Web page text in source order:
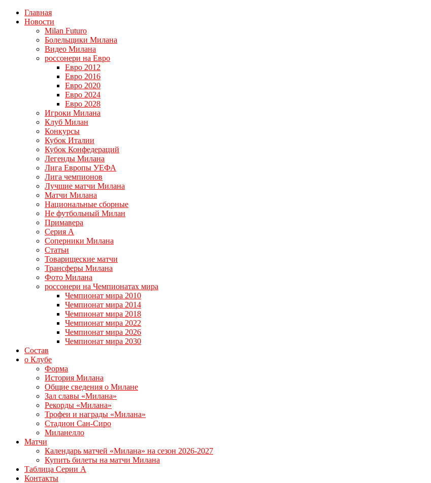
Главная
Новости
Milan Futuro
Болельщики Милана
Видео Милана
россонери на Евро
Евро 2012
Евро 2016
Евро 2020
Евро 2024
Евро 2028
Игроки Милана
Клуб Милан
Конкурсы
Кубок Италии
Кубок Конфедераций
Легенды Милана
Лига Европы УЕФА
Лига чемпионов
Лучшие матчи Милана
Матчи Милана
Национальные сборные
Не футбольный Милан
Примавера
Серия А
Соперники Милана
Статьи
Товарищеские матчи
Трансферы Милана
Фото Милана
россонери на Чемпионатах мира
Чемпионат мира 2010
Чемпионат мира 2014
Чемпионат мира 2018
Чемпионат мира 2022
Чемпионат мира 2026
Чемпионат мира 2030
Состав
о Клубе
Форма
История Милана
Общие сведения о Милане
Зал славы «Милана»
Рекорды «Милана»
Трофеи и награды «Милана»
Стадион Сан-Сиро
Миланелло
Матчи
Календарь матчей «Милана» на сезон 2026-2027
Купить билеты на матчи Милана
Таблица Серии А
Контакты